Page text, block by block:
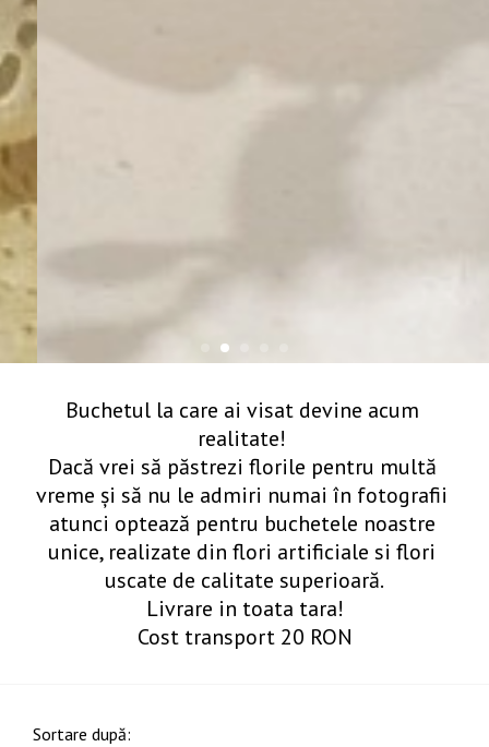
Buchetul la care ai visat devine acum
realitate!
Dacă vrei să păstrezi florile pentru multă
vreme și să nu le admiri numai în fotografii
atunci optează pentru buchetele noastre
unice, realizate din flori artificiale si flori
uscate de calitate superioară.
Livrare in toata tara!
Cost transport 20 RON
Sortare după: